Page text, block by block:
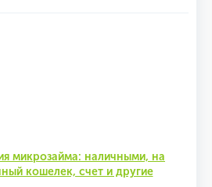
микрозайма: наличными, на
кошелек, счет и другие